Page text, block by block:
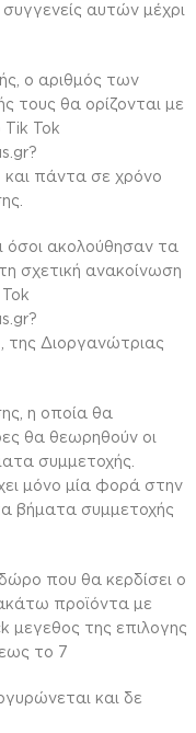
αυτών μέχρι
ο αριθμός των
τους θα ορίζονται με
Tik Tok
πάντα σε χρόνο
όσοι ακολούθησαν τα
σχετική ανακοίνωση
της Διοργανώτριας
η οποία θα
θα θεωρηθούν οι
συμμετοχής.
μόνο μία φορά στην
βήματα συμμετοχής
δώρο που θα κερδίσει ο
προϊόντα με
μεγεθος της επιλογης
το 7
και δε